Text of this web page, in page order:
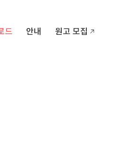
드 안내 원고 모집